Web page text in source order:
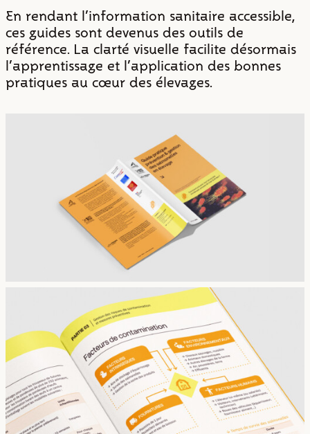
En rendant l'information sanitaire accessible,
ces guides sont devenus des outils de
référence. La clarté visuelle facilite désormais
l'apprentissage et l'application des bonnes
pratiques au cœur des élevages.